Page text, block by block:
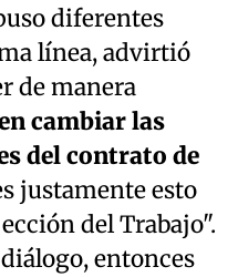
diferentes
línea, advirtió
de manera
cambiar las
del contrato de
justamente esto
del Trabajo".
entonces